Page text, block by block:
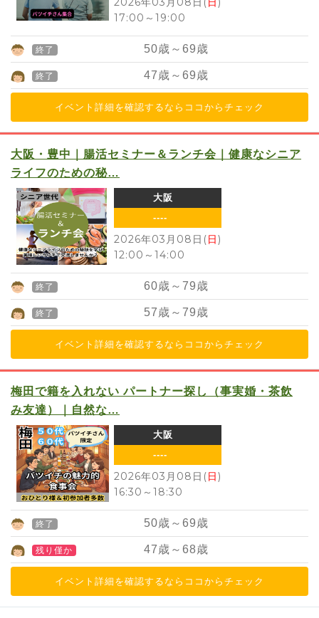
17:00 ～ 19:00
終了 50歳～69歳
終了 47歳～69歳
イベント詳細を確認するならココからチェック
大阪・豊中｜腸活セミナー＆ランチ会｜健康なシニア
ライフのための秘…
大阪
----
2026年03月08日(日)
12:00 ～ 14:00
終了 60歳～79歳
終了 57歳～79歳
イベント詳細を確認するならココからチェック
梅田で籍を入れない パートナー探し（事実婚・茶飲
み友達）｜自然な…
大阪
----
2026年03月08日(日)
16:30 ～ 18:30
終了 50歳～69歳
残り僅か 47歳～68歳
イベント詳細を確認するならココからチェック